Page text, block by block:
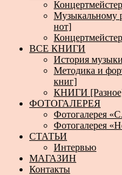
Музыкальному
нот]
ВСЕ КНИГИ
История
Методика и
книг]
КНИГИ
ФОТОГАЛЕРЕЯ
Фотогалерея
Фотогалерея
СТАТЬИ
Интервью
МАГАЗИН
Контакты